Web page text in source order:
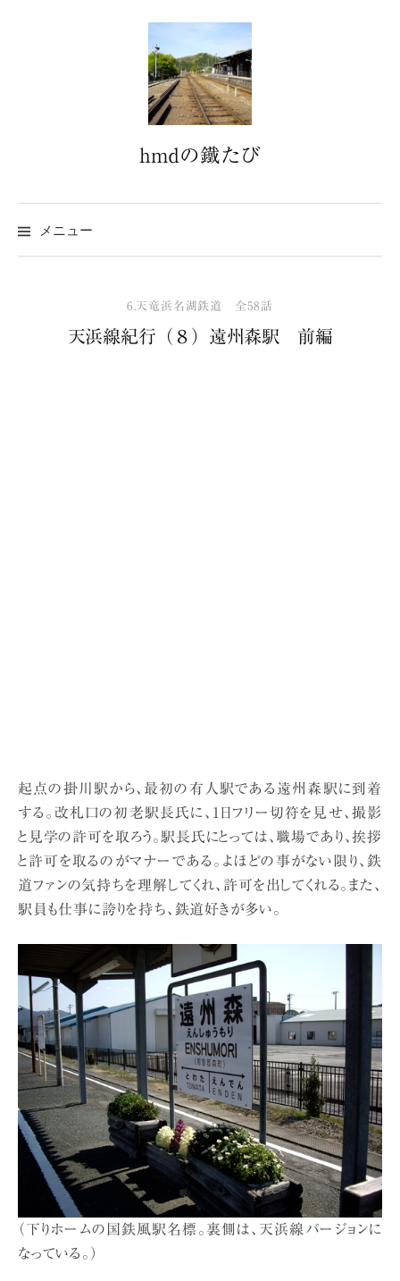
ッ
プ
hmdの鐵たび
メニュー
6.天竜浜名湖鉄道 全58話
天浜線紀行（８）遠州森駅 前編
起点の掛川駅から、最初の有人駅である遠州森駅に到着
する。改札口の初老駅長氏に、1日フリー切符を見せ、撮影
と見学の許可を取ろう。駅長氏にとっては、職場であり、挨拶
と許可を取るのがマナーである。よほどの事がない限り、鉄
道ファンの気持ちを理解してくれ、許可を出してくれる。また、
駅員も仕事に誇りを持ち、鉄道好きが多い。
（下りホームの国鉄風駅名標。裏側は、天浜線バージョンに
なっている。）